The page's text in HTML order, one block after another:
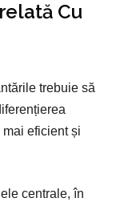
Cu
trebuie să
eficient și
centrale, în